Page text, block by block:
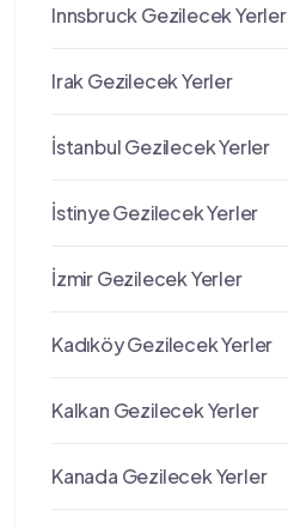
Innsbruck Gezilecek Yerler
Irak Gezilecek Yerler
İstanbul Gezilecek Yerler
İstinye Gezilecek Yerler
İzmir Gezilecek Yerler
Kadıköy Gezilecek Yerler
Kalkan Gezilecek Yerler
Kanada Gezilecek Yerler